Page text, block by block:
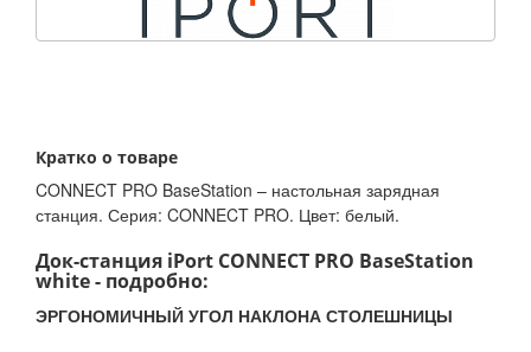
Кратко о товаре
CONNECT PRO BaseStation – настольная зарядная
станция. Серия: CONNECT PRO. Цвет: белый.
Док-станция iPort CONNECT PRO BaseStation
white - подробно:
ЭРГОНОМИЧНЫЙ УГОЛ НАКЛОНА СТОЛЕШНИЦЫ